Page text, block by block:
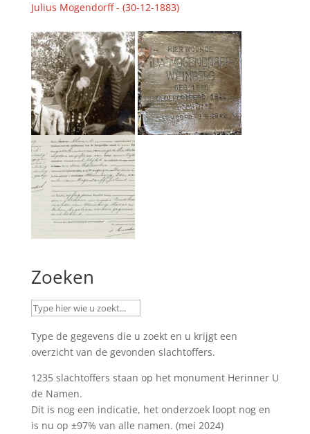
Julius Mogendorff - (30-12-1883)
Zoeken
Type de gegevens die u zoekt en u krijgt een
overzicht van de gevonden slachtoffers.
1235 slachtoffers staan op het monument Herinner U
de Namen.
Dit is nog een indicatie, het onderzoek loopt nog en
is nu op ±97% van alle namen. (mei 2024)